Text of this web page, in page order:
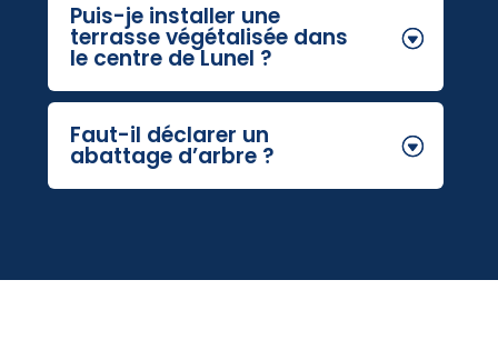
Puis-je installer une
terrasse végétalisée dans
le centre de Lunel ?
Faut-il déclarer un
abattage d’arbre ?